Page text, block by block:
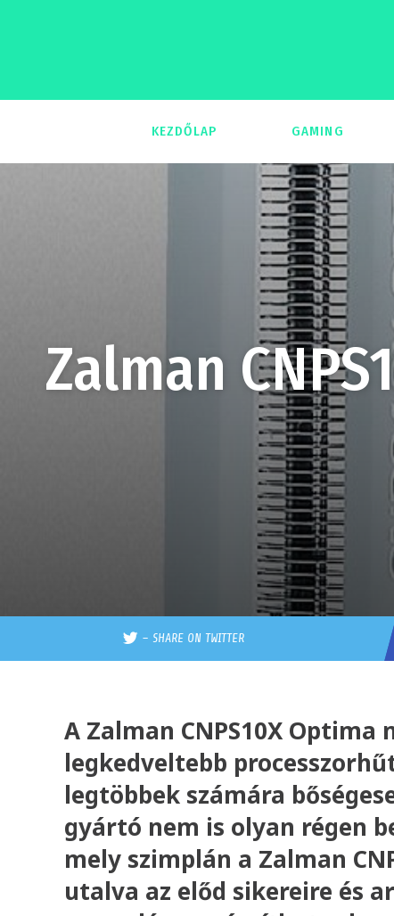
KEZDŐLAP GAMING
Zalman
– SHARE ON TWITTER
A Zalman CNPS10X
legkedveltebb
legtöbbek számára
gyártó nem is olyan régen
mely szimplán a Zalman
utalva az előd sikereire és